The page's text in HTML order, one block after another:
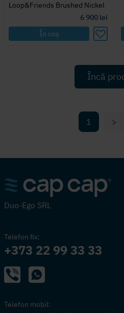
Loop&Friends Brushed Nickel
6 900 lei
În coș
Încă
1 >
Duo-Ego SRL
Telefon fix:
+373 22 99 33 33
Telefon mobil: